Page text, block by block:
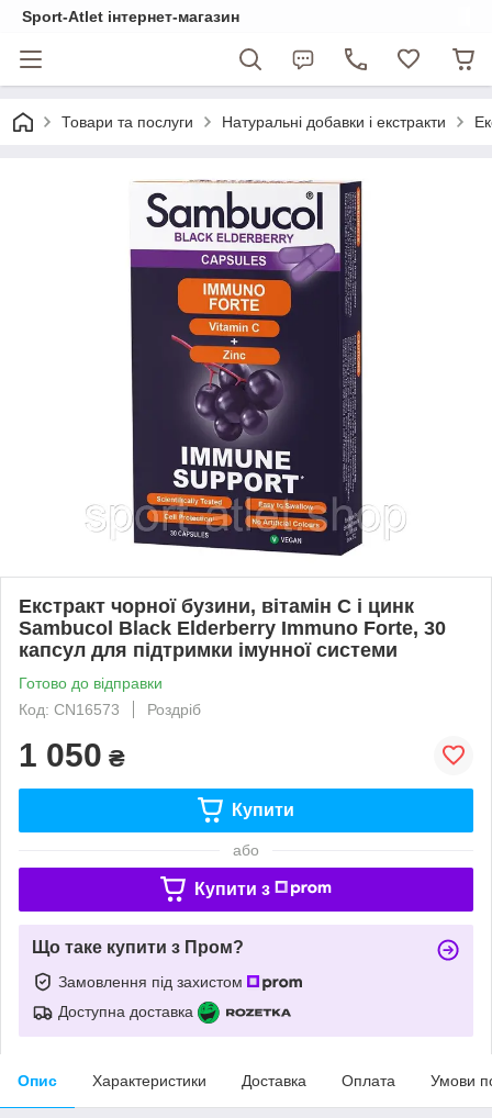
Sport-Atlet інтернет-магазин
Товари та послуги Натуральні добавки і екстракти
Екстракт чорної бузини, вітамін C і цинк
Sambucol Black Elderberry Immuno Forte, 30
капсул для підтримки імунної системи
Готово до відправки
Код: CN16573
Роздріб
1 050 ₴
Купити
або
Купити з
Що таке купити з Пром?
Замовлення під захистом
Доступна доставка
Опис Характеристики Доставка Оплата Умови